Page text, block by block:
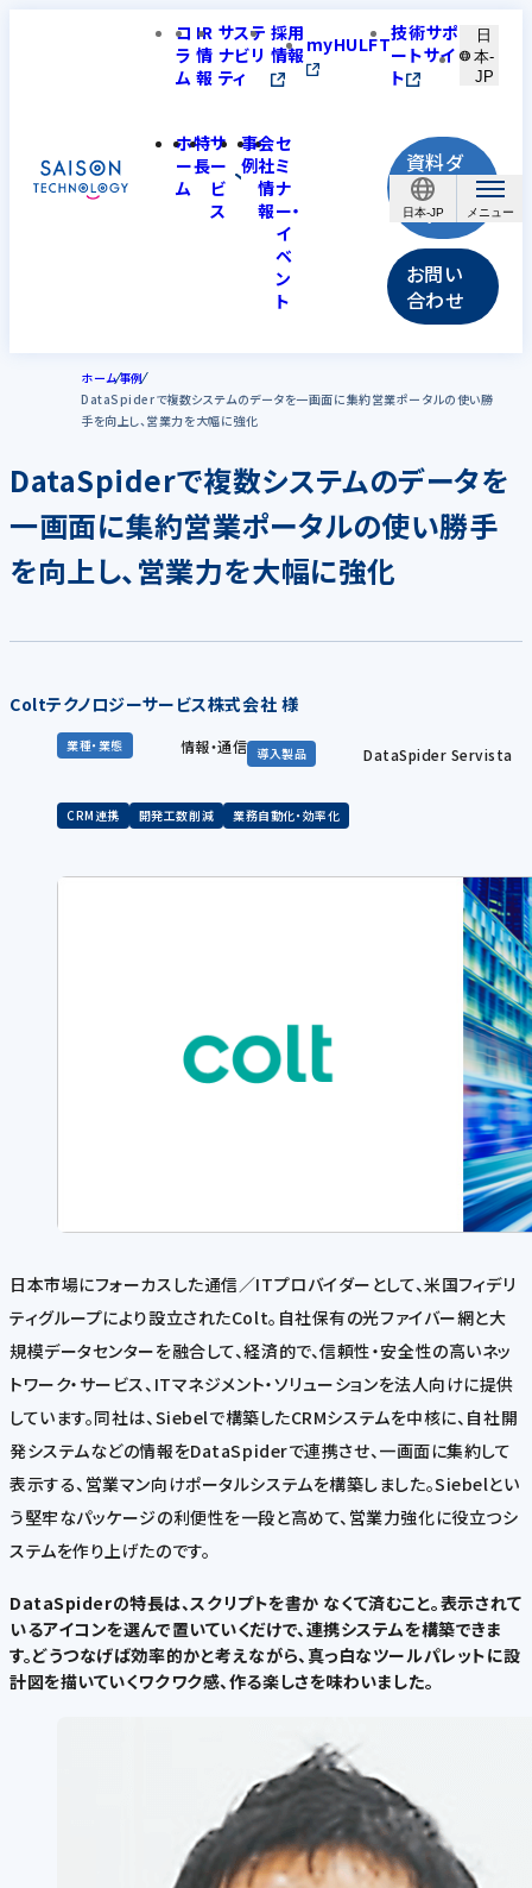
日本-JP
コ
ラ
ム
IR
情
報
サステ
ナビリ
ティ
採用
情報myHULFT技術サポ
ートサイ
ト
日
本-
JP
ホ
ー
ム
特
長
サ
ー
ビ
ス
事
例
会
社
情
報
セ
ミ
ナ
ー・
イ
ベ
ン
ト
資料ダ
ウンロ
ード
お問い
合わせ
ホーム事例
DataSpiderで複数システムのデータを一画面に集約営業ポータルの使い勝
手を向上し、営業力を大幅に強化
DataSpiderで複数システムのデータを
一画面に集約営業ポータルの使い勝手
を向上し、営業力を大幅に強化
Coltテクノロジーサービス株式会社 様
業種・業態 情報・通信 導入製品 DataSpider Servista
CRM連携 開発工数削減 業務自動化・効率化
日本市場にフォーカスした通信／ITプロバイダーとして、米国フィデリ
ティグループにより設立されたColt。自社保有の光ファイバー網と大
規模データセンターを融合して、経済的で、信頼性・安全性の高いネッ
トワーク・サービス、ITマネジメント・ソリューションを法人向けに提供
しています。同社は、Siebelで構築したCRMシステムを中核に、自社開
発システムなどの情報をDataSpiderで連携させ、一画面に集約して
表示する、営業マン向けポータルシステムを構築しました。Siebelとい
う堅牢なパッケージの利便性を一段と高めて、営業力強化に役立つシ
ステムを作り上げたのです。
DataSpiderの特長は、スクリプトを書か なくて済むこと。表示されて
いるアイコンを選んで置いていくだけで、連携システムを構築できま
す。どうつなげば効率的かと考えながら、真っ白なツールパレットに設
計図を描いていくワクワク感、作る楽しさを味わいました。